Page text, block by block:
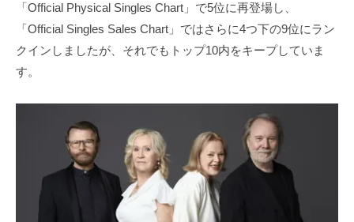
「Official Physical Singles Chart」で5位に再登場し、
「Official Singles Sales Chart」ではさらに4つ下の9位にラン
クインしましたが、それでもトップ10内をキープしていま
す。